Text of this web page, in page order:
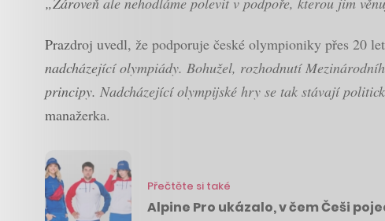
Prazdroj uvedl, že podporuje české olympioniky přes 20
nadcházející olympiády. Bohužel, rozhodnutí
principy. Nadcházející olympijské hry se tak stávají
manažerka.
Přečtěte si také
Alpine Pro ukázalo, v čem Češi